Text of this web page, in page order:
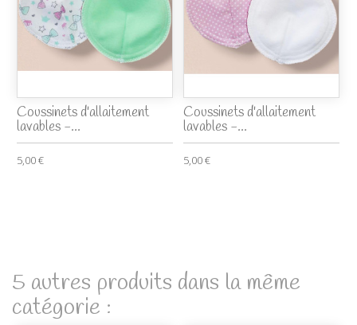
Coussinets d'allaitement
lavables -...
5,00 €
Coussinets d'allaitement
lavables -...
5,00 €
5 autres produits dans la même
catégorie :